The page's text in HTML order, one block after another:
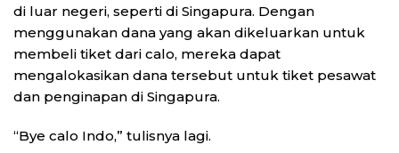
di luar negeri, seperti di Singapura. Dengan
menggunakan dana yang akan dikeluarkan untuk
membeli tiket dari calo, mereka dapat
mengalokasikan dana tersebut untuk tiket pesawat
dan penginapan di Singapura.
“Bye calo Indo,” tulisnya lagi.